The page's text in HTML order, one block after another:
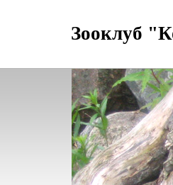
Зооклуб